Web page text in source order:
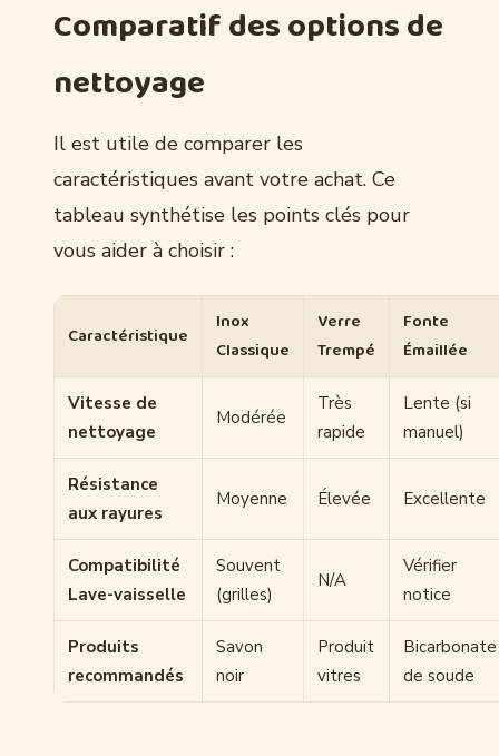
Comparatif des options de
nettoyage
Il est utile de comparer les
caractéristiques avant votre achat. Ce
tableau synthétise les points clés pour
vous aider à choisir :
Caractéristique
Inox
Classique
Verre
Trempé
Fonte
Émaillée
Vitesse de
nettoyage
Modérée
Très
rapide
Lente (si
manuel)
Résistance
aux rayures
Moyenne Élevée Excellente
Compatibilité
Lave-vaisselle
Souvent
(grilles)
N/A
Vérifier
notice
Produits
recommandés
Savon
noir
Produit
vitres
Bicarbonate
de soude